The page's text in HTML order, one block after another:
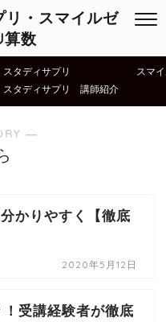
スタディサプリ
スタディサプリ 講師紹介
スマ
―
かりやすく【徹底
2020年5月12日
受講経験者が徹底